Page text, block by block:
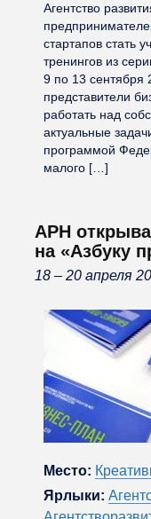
Агентство
стартапов стать
тренингов из
9 по 13 сентября
представители
работать над
актуальные
программой
малого […]
АРН
на «Азбуку
18 – 20 апреля
Место:
Ярлыки: